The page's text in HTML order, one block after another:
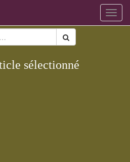
la
sélectionné